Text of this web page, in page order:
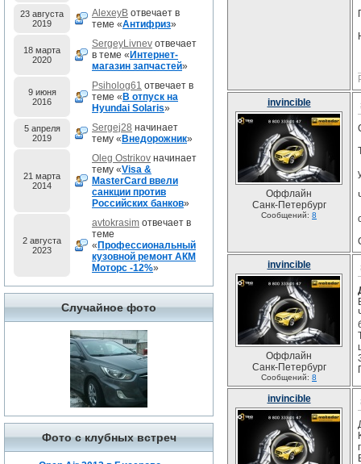
23 августа
2019
AlexeyB отвечает в
теме «Антифриз»
18 марта
2020
SergeyLivnev отвечает
в теме « Интернет-
магазин запчастей»
9 июня
2016
Psiholog61 отвечает в
теме « В отпуск на
Hyundai Solaris»
5 апреля
2019
Sergej28 начинает
тему « Внедорожник»
21 марта
2014
Oleg Ostrikov начинает
тему «Visa &
MasterCard ввели
санкции против
Российских банков»
2 августа
2023
avtokrasim отвечает в
теме
« Профессиональный
кузовной ремонт АКМ
Моторс -12%»
Случайное фото
Фото с клубных встреч
invincible
Оффлайн
Санк-Петербург
Сообщений: 8
invincible
Оффлайн
Санк-Петербург
Сообщений: 8
invincible